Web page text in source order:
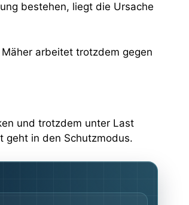
bestehen, liegt die Ursache
arbeitet trotzdem gegen
und trotzdem unter Last
geht in den Schutzmodus.